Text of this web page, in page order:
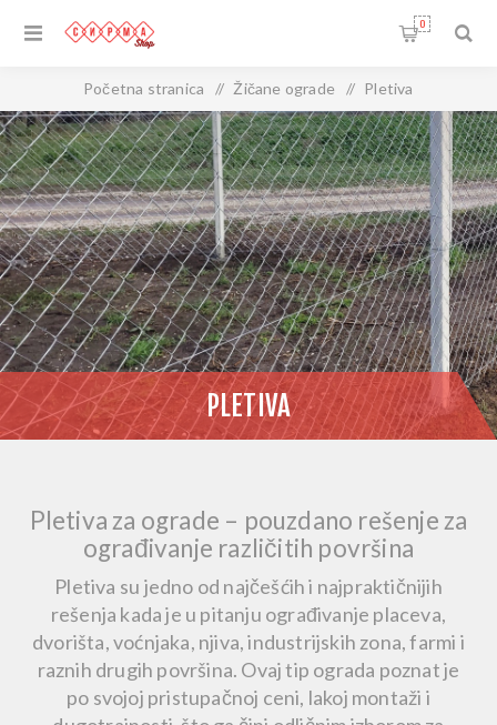
0
Početna stranica / Žičane ograde / Pletiva
PLETIVA
Pletiva za ograde – pouzdano rešenje za
ograđivanje različitih površina
Pletiva su jedno od najčešćih i najpraktičnijih
rešenja kada je u pitanju ograđivanje placeva,
dvorišta, voćnjaka, njiva, industrijskih zona, farmi i
raznih drugih površina. Ovaj tip ograda poznat je
po svojoj pristupačnoj ceni, lakoj montaži i